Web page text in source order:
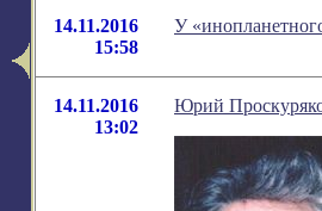
14.11.2016
15:58
У
14.11.2016
13:02
Юрий